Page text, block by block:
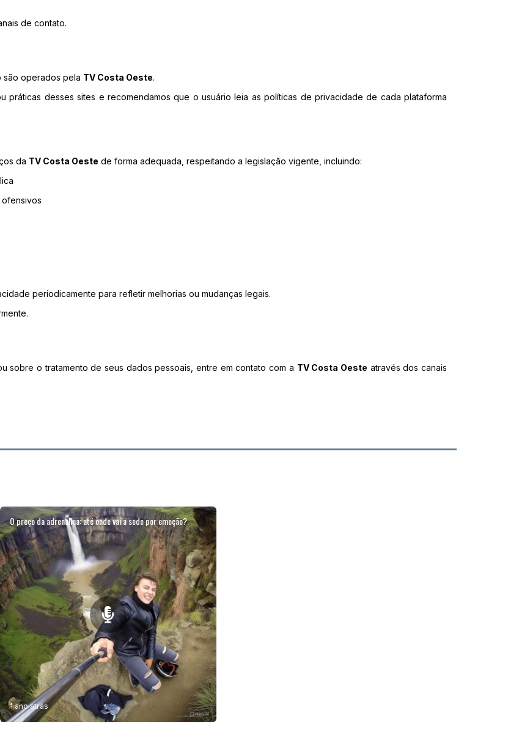
de contato.
são operados pela TV Costa Oeste.
práticas desses sites e recomendamos que o usuário leia as políticas de privacidade de cada plataforma
da TV Costa Oeste de forma adequada, respeitando a legislação vigente, incluindo:
periodicamente para refletir melhorias ou mudanças legais.
sobre o tratamento de seus dados pessoais, entre em contato com a TV Costa Oeste através dos canais
O preço da adrenalina: até onde vai a sede por emoção?
1 ano atrás